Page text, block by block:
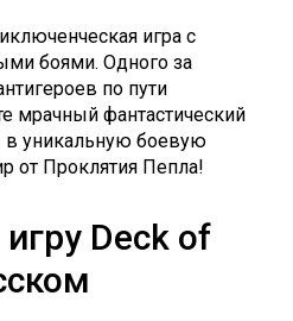
игра с
боями. Одного за
по пути
мрачный фантастический
в уникальную боевую
от Проклятия Пепла!
Deck of